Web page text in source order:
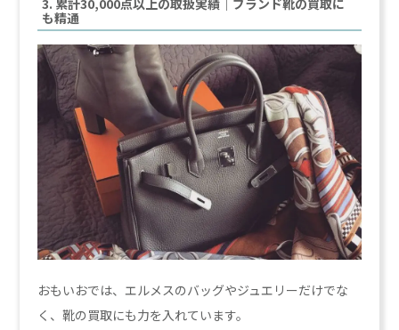
も精通
おもいおでは、エルメスのバッグやジュエリーだけでな
く、靴の買取にも力を入れています。